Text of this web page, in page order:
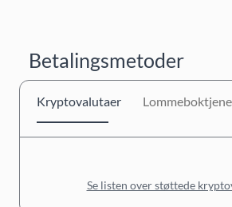
Betalingsmetoder
Kryptovalutaer
Se listen over støttede